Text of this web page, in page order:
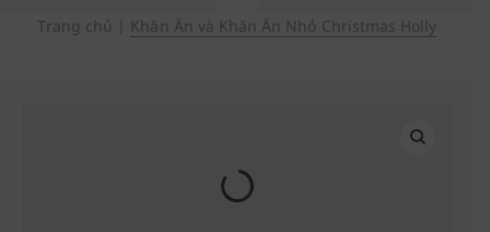
Trang chủ Khăn Ăn và Khăn Ăn Nhỏ Christmas Holly